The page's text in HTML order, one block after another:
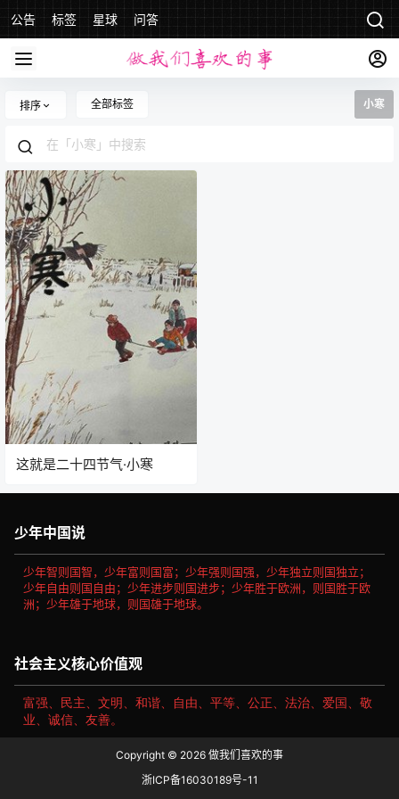
公告 标签 星球 问答
排序 全部标签 小寒
这就是二十四节气·小寒
少年中国说
少年智则国智，少年富则国富；少年强则国强，少年独立则国独立；
少年自由则国自由；少年进步则国进步；少年胜于欧洲，则国胜于欧
洲；少年雄于地球，则国雄于地球。
社会主义核心价值观
富强、民主、文明、和谐、自由、平等、公正、法治、爱国、敬
业、诚信、友善。
Copyright © 2026 做我们喜欢的事
浙ICP备16030189号-11